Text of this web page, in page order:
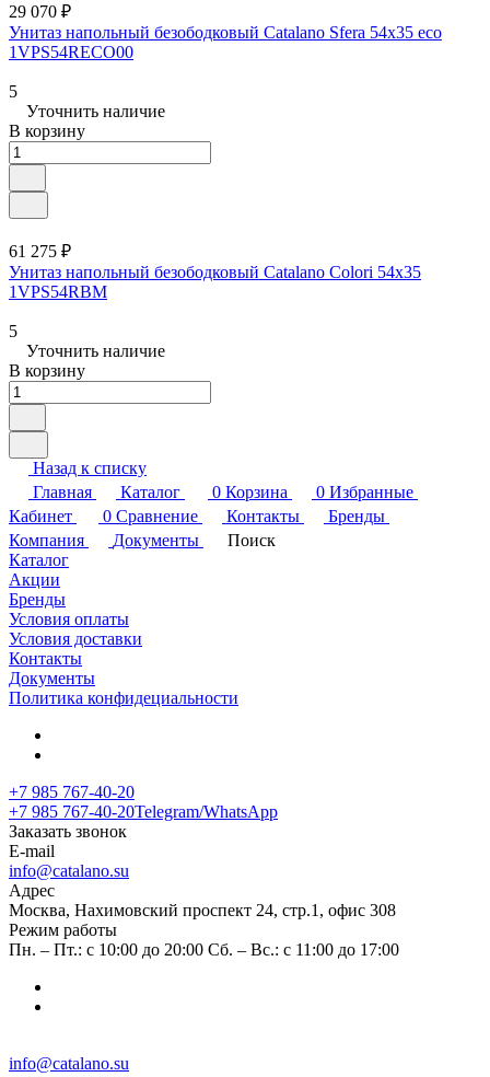
29 070 ₽
Унитаз напольный безободковый Catalano Sfera 54x35 eco
1VPS54RECO00
5
Уточнить наличие
В корзину
61 275 ₽
Унитаз напольный безободковый Catalano Colori 54x35
1VPS54RBM
5
Уточнить наличие
В корзину
Назад к списку
Главная
Каталог 0 Корзина 0 Избранные
Кабинет
0 Сравнение Контакты
Бренды
Компания
Документы
Поиск
Каталог
Акции
Бренды
Условия оплаты
Условия доставки
Контакты
Документы
Политика конфидециальности
+7 985 767-40-20
+7 985 767-40-20Telegram/WhatsApp
Заказать звонок
E-mail
info@catalano.su
Адрес
Москва, Нахимовский проспект 24, стр.1, офис 308
Режим работы
Пн. – Пт.: с 10:00 до 20:00 Сб. – Вс.: с 11:00 до 17:00
info@catalano.su